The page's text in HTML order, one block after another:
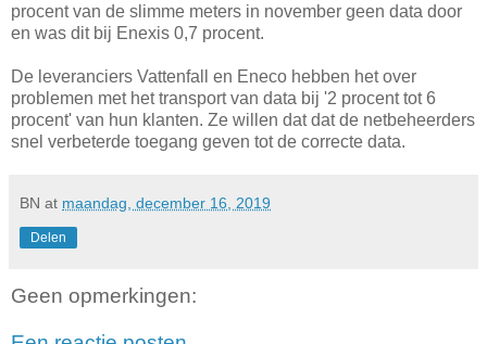
procent van de slimme meters in november geen data door
en was dit bij Enexis 0,7 procent.
De leveranciers Vattenfall en Eneco hebben het over
problemen met het transport van data bij '2 procent tot 6
procent' van hun klanten. Ze willen dat dat de netbeheerders
snel verbeterde toegang geven tot de correcte data.
BN at maandag, december 16, 2019
Delen
Geen opmerkingen: